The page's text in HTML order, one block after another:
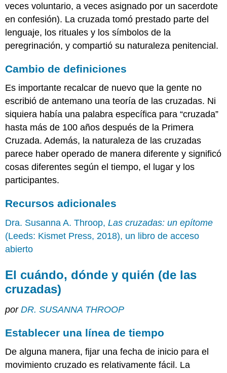
veces voluntario, a veces asignado por un sacerdote
en confesión). La cruzada tomó prestado parte del
lenguaje, los rituales y los símbolos de la
peregrinación, y compartió su naturaleza penitencial.
Cambio de definiciones
Es importante recalcar de nuevo que la gente no
escribió de antemano una teoría de las cruzadas. Ni
siquiera había una palabra específica para “cruzada”
hasta más de 100 años después de la Primera
Cruzada. Además, la naturaleza de las cruzadas
parece haber operado de manera diferente y significó
cosas diferentes según el tiempo, el lugar y los
participantes.
Recursos adicionales
Dra. Susanna A. Throop,Las cruzadas: un epítome
(Leeds: Kismet Press, 2018), un libro de acceso
abierto
El cuándo, dónde y quién (de las
cruzadas)
porDR. SUSANNA THROOP
Establecer una línea de tiempo
De alguna manera, fijar una fecha de inicio para el
movimiento cruzado es relativamente fácil. La